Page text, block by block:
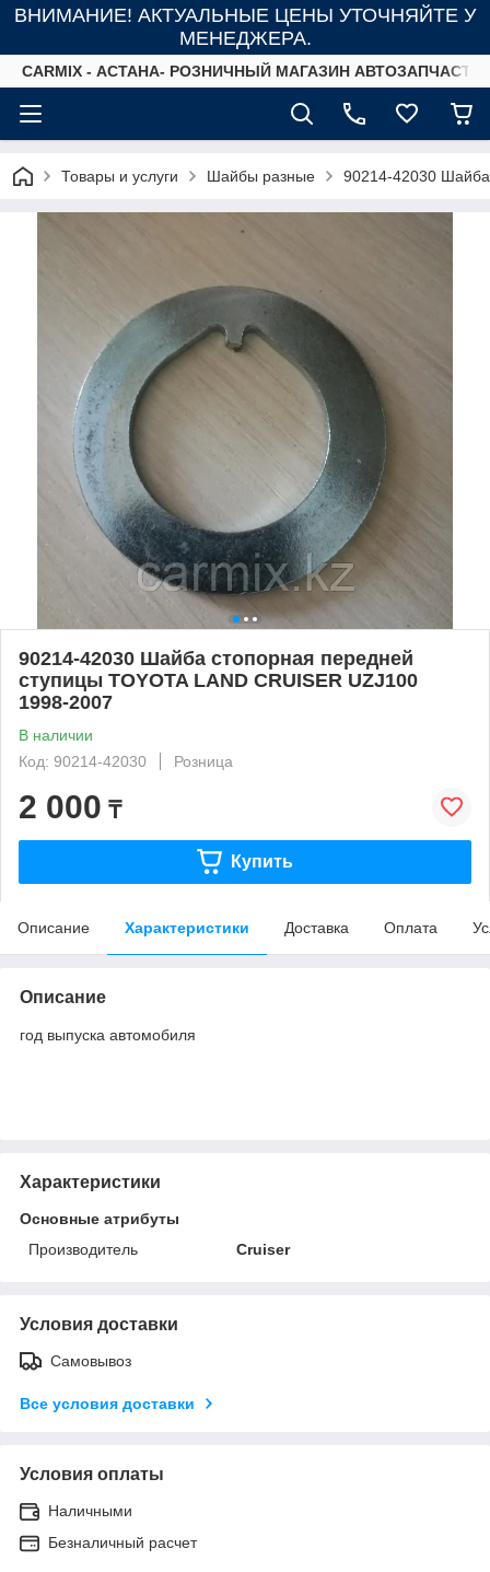
ВНИМАНИЕ! АКТУАЛЬНЫЕ ЦЕНЫ УТОЧНЯЙТЕ У
МЕНЕДЖЕРА.
СARMIX - АСТАНА- РОЗНИЧНЫЙ МАГАЗИН
Товары и услуги Шайбы разные 90214-42030 Шайба
90214-42030 Шайба стопорная передней
ступицы TOYOTA LAND CRUISER UZJ100
1998-2007
В наличии
Код: 90214-42030
Розница
2 000 ₸
Купить
Описание Характеристики Доставка Оплата
Описание
год выпуска автомобиля
Характеристики
Основные атрибуты
Производитель
Cruiser
Условия доставки
Самовывоз
Все условия доставки
Условия оплаты
Наличными
Безналичный расчет